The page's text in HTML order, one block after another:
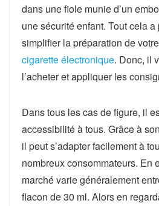
dans une fiole munie d’un
une sécurité enfant. Tout cela
simplifier la préparation de
cigarette électronique. Donc, il
l’acheter et appliquer les
Dans tous les cas de figure, il
accessibilité à tous. Grâce à
il peut s’adapter facilement à
nombreux consommateurs. En
marché varie généralement
flacon de 30 ml. Alors en